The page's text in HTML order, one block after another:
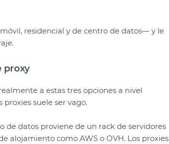
residencial y de centro de datos— y le
proxy
a estas tres opciones a nivel
suele ser vago.
de datos proviene de un rack de servidores
alojamiento como AWS o OVH. Los proxies